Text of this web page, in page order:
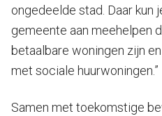
ongedeelde stad. Daar kun
gemeente aan meehelpen
betaalbare woningen zijn
met sociale huurwoningen.”
Samen met toekomstige